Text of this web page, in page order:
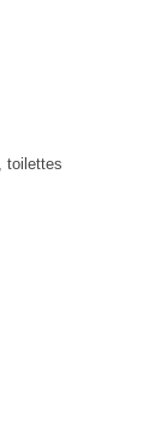
toilettes